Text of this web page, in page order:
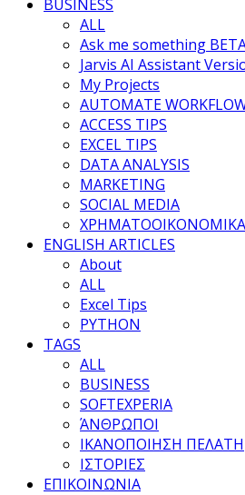
BUSINESS
ALL
Ask me something
Jarvis AI Assistant
My Projects
AUTOMATE
ACCESS TIPS
EXCEL TIPS
DATA ANALYSIS
MARKETING
SOCIAL MEDIA
ΧΡΗΜΑΤΟΟΙΚΟΝΟΜΙΚΑ
ENGLISH ARTICLES
About
ALL
Excel Tips
PYTHON
TAGS
ALL
BUSINESS
SOFTEXPERIA
ΆΝΘΡΩΠΟΙ
ΙΚΑΝΟΠΟΙΗΣΗ ΠΕΛΑΤΗ
ΙΣΤΟΡΙΕΣ
ΕΠΙΚΟΙΝΩΝΙΑ